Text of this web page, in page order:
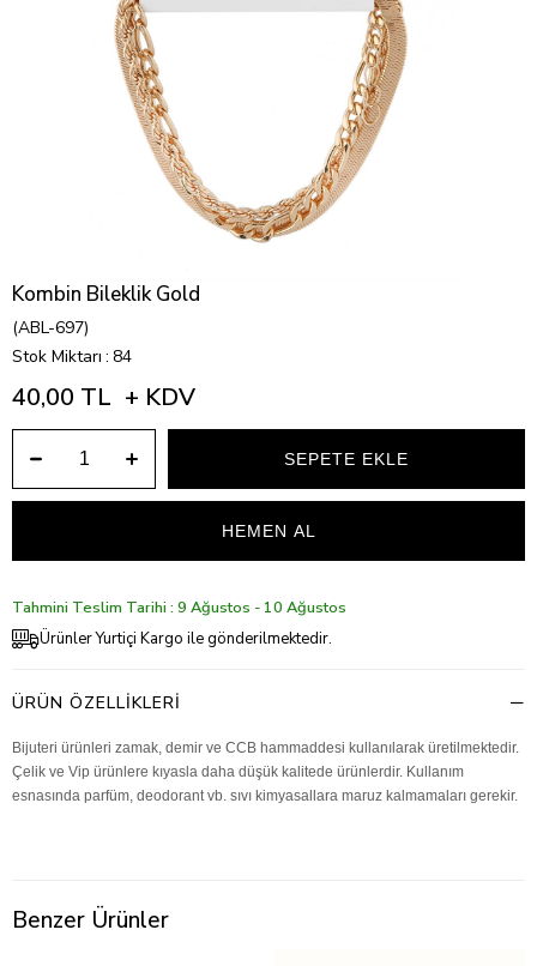
Kombin Bileklik Gold
(ABL-697)
Stok Miktarı : 84
40,00 TL + KDV
Tahmini Teslim Tarihi : 9 Ağustos - 10 Ağustos
Ürünler Yurtiçi Kargo ile gönderilmektedir.
ÜRÜN ÖZELLIKLERI
Bijuteri ürünleri zamak, demir ve CCB hammaddesi kullanılarak üretilmektedir.
Çelik ve Vip ürünlere kıyasla daha düşük kalitede ürünlerdir. Kullanım
esnasında parfüm, deodorant vb. sıvı kimyasallara maruz kalmamaları gerekir.
Benzer Ürünler